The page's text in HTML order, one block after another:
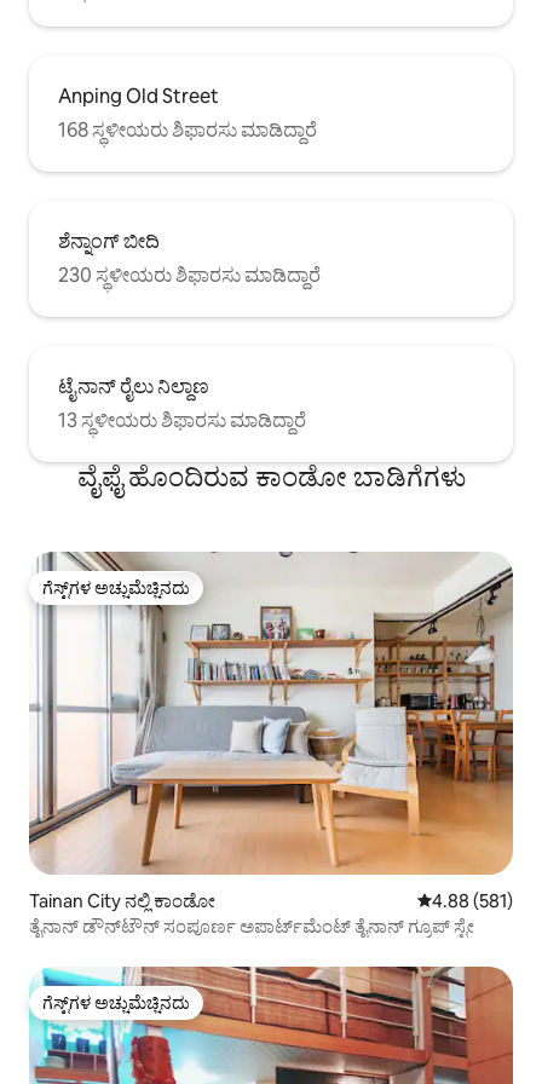
Anping Old Street
168 ಸ್ಥಳೀಯರು ಶಿಫಾರಸು ಮಾಡಿದ್ದಾರೆ
ಶೆನ್ನಾಂಗ್ ಬೀದಿ
230 ಸ್ಥಳೀಯರು ಶಿಫಾರಸು ಮಾಡಿದ್ದಾರೆ
ಟೈನಾನ್ ರೈಲು ನಿಲ್ದಾಣ
13 ಸ್ಥಳೀಯರು ಶಿಫಾರಸು ಮಾಡಿದ್ದಾರೆ
ವೈಫೈ ಹೊಂದಿರುವ ಕಾಂಡೋ ಬಾಡಿಗೆಗಳು
ಗೆಸ್ಟ್‌ಗಳ ಅಚ್ಚುಮೆಚ್ಚಿನದು
ಗೆಸ್ಟ್‌ಗಳ ಅಚ್ಚುಮೆಚ್ಚಿನದು
Tainan City ನಲ್ಲಿ ಕಾಂಡೋ 5 ರಲ್ಲಿ 4.88
4.88 (581)
ತೈನಾನ್ ಡೌನ್‌ಟೌನ್ ಸಂಪೂರ್ಣ ಅಪಾರ್ಟ್‌ಮೆಂಟ್ ತೈನಾನ್ ಗ್ರೂಪ್ ಸ್ಟೇ
ಗೆಸ್ಟ್‌ಗಳ ಅಚ್ಚುಮೆಚ್ಚಿನದು
ಗೆಸ್ಟ್‌ಗಳ ಅಚ್ಚುಮೆಚ್ಚಿನದು